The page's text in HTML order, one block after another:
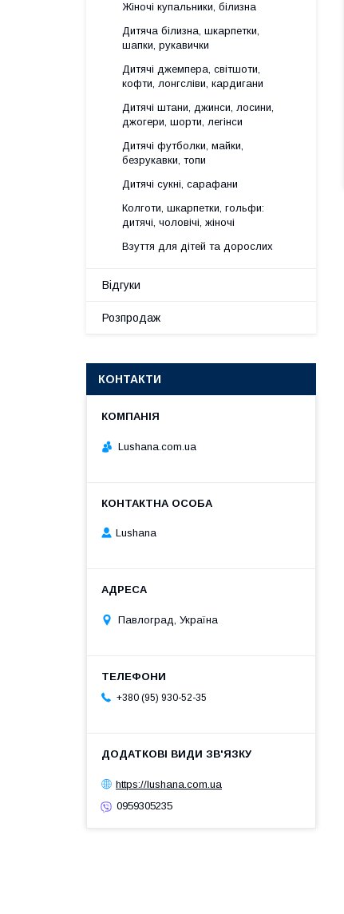
Жіночі купальники, білизна
Дитяча білизна, шкарпетки,
шапки, рукавички
Дитячі джемпера, світшоти,
кофти, лонгсліви, кардигани
Дитячі штани, джинси, лосини,
джогери, шорти, легінси
Дитячі футболки, майки,
безрукавки, топи
Дитячі сукні, сарафани
Колготи, шкарпетки, гольфи:
дитячі, чоловічі, жіночі
Взуття для дітей та дорослих
Відгуки
Розпродаж
КОНТАКТИ
Lushana.com.ua
Lushana
Павлоград, Україна
+380 (95) 930-52-35
https://lushana.com.ua
0959305235